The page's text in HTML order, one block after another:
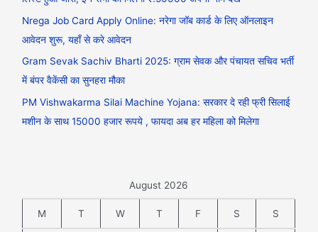
Nrega Job Card Apply Online: नरेगा जॉब कार्ड के लिए ऑनलाइन
आवेदन शुरू, यहाँ से करे आवेदन
Gram Sevak Sachiv Bharti 2025: ग्राम सेवक और पंचायत सचिव भर्ती
में बंपर वैकेंसी का सुनहरा मौका
PM Vishwakarma Silai Machine Yojana: सरकार दे रही फ्री सिलाई
मशीन के साथ 15000 हजार रूपये , फायदा अब हर महिला को मिलेगा
August 2026
M T W T F S S